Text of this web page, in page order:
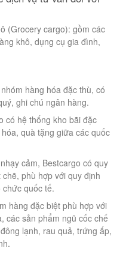
(Grocery cargo): gồm các
khô, dụng cụ gia đình,
hàng hóa đặc thù, có
ghi chú ngân hàng.
có hệ thống kho bãi đặc
quà tặng giữa các quốc
cảm, Bestcargo có quy
phù hợp với quy định
chức quốc tế.
hàng đặc biệt phù hợp với
các sản phẩm ngũ cốc chế
lạnh, rau quả, trứng ấp,